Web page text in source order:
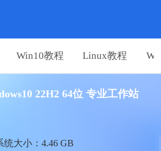
Win10教程 Linux教程
22H2 64位 专业工作站
统大小：4.46 GB